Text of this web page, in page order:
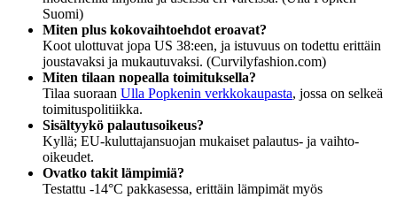
Suomi)
Miten plus kokovaihtoehdot eroavat?
Koot ulottuvat jopa US 38:een, ja istuvuus on todettu erittäin
joustavaksi ja mukautuvaksi. (Curvilyfashion.com)
Miten tilaan nopealla toimituksella?
Tilaa suoraan Ulla Popkenin verkkokaupasta, jossa on selkeä
toimituspolitiikka.
Sisältyykö palautusoikeus?
Kyllä; EU-kuluttajansuojan mukaiset palautus- ja vaihto-
oikeudet.
Ovatko takit lämpimiä?
Testattu -14°C pakkasessa, erittäin lämpimät myös